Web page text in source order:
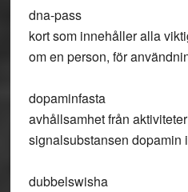
dna-pass
kort som innehåller alla
om en person, för
dopaminfasta
avhållsamhet från
signalsubstansen dopamin
dubbelswisha